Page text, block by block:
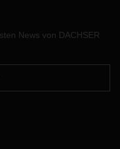
News von DACHSER